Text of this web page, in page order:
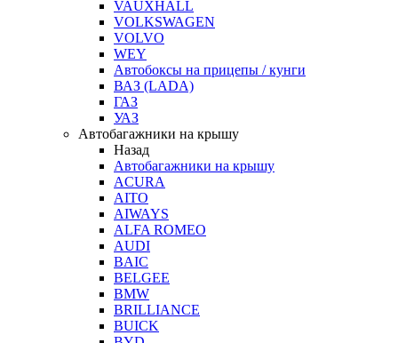
VAUXHALL
VOLKSWAGEN
VOLVO
WEY
Автобоксы на прицепы / кунги
ВАЗ (LADA)
ГАЗ
УАЗ
Автобагажники на крышу
Назад
Автобагажники на крышу
ACURA
AITO
AIWAYS
ALFA ROMEO
AUDI
BAIC
BELGEE
BMW
BRILLIANCE
BUICK